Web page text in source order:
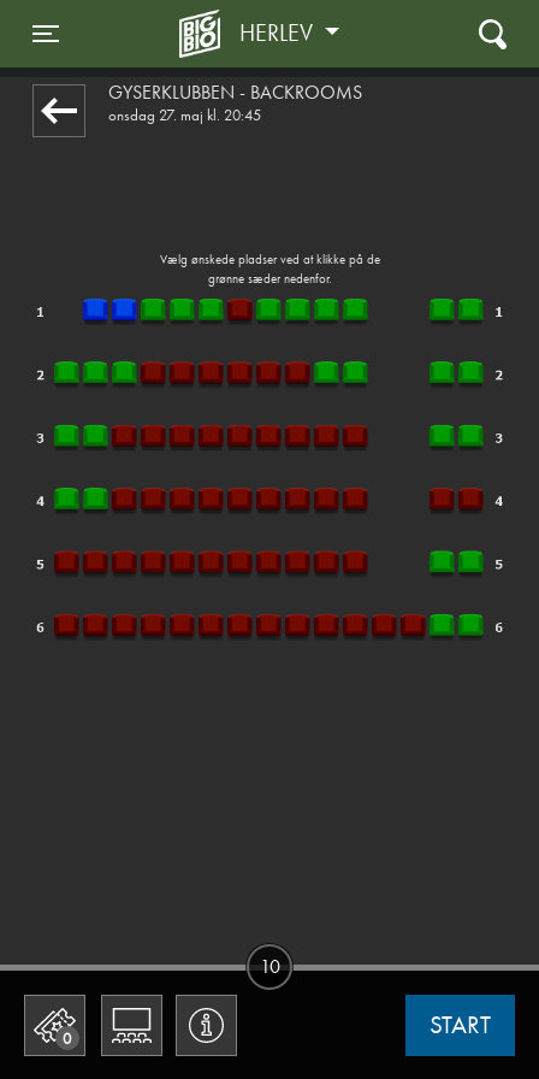
Toggle navigation
HERLEV
GYSERKLUBBEN - BACKROOMS
onsdag 27. maj kl. 20:45
Vælg ønskede pladser ved at klikke på de
grønne sæder nedenfor.
0 START
10
front05-temp 084124